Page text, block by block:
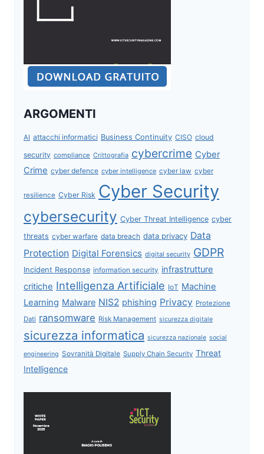
ARGOMENTI
AI attacchi informatici Business Continuity CISO cloud
security compliance Crittografia cybercrime Cyber
Crime cyber defence cyber intelligence cyber law cyber
resilience Cyber Risk Cyber Security
cybersecurity Cyber Threat Intelligence cyber
threats cyber warfare data breach data privacy Data
Protection Digital Forensics digital security GDPR
Incident Response information security infrastrutture
critiche Intelligenza Artificiale IoT Machine
Learning Malware NIS2 phishing Privacy Protezione
Dati ransomware Risk Management sicurezza digitale
sicurezza informatica sicurezza nazionale social
engineering Sovranità Digitale Supply Chain Security Threat
Intelligence